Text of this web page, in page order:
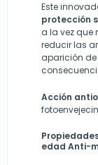
Este
protección
a la vez que
reducir las
aparición
Acción
edad Anti-